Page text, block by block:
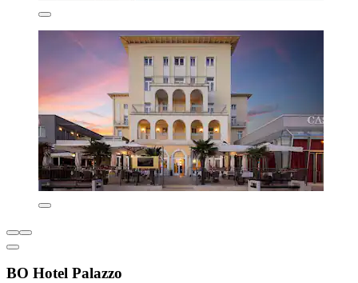
BO Hotel Palazzo